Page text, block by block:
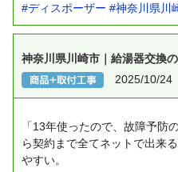
#ディスポーザー #神奈川県川
神奈川県川崎市｜給湯器交換
2025/10/24
「13年使ったので、故障予防
ら契約まで全てネットで出来
やすい。